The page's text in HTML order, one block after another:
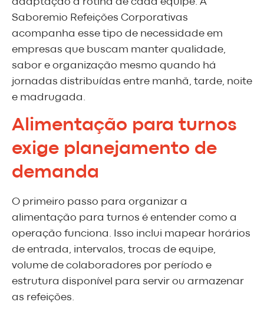
adaptação à rotina de cada equipe. A
Saboremio Refeições Corporativas
acompanha esse tipo de necessidade em
empresas que buscam manter qualidade,
sabor e organização mesmo quando há
jornadas distribuídas entre manhã, tarde, noite
e madrugada.
Alimentação para turnos
exige planejamento de
demanda
O primeiro passo para organizar a
alimentação para turnos é entender como a
operação funciona. Isso inclui mapear horários
de entrada, intervalos, trocas de equipe,
volume de colaboradores por período e
estrutura disponível para servir ou armazenar
as refeições.